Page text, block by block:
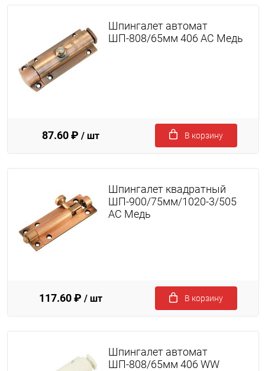
Шпингалет автомат
ШП-808/65мм 406 AC Медь
87.60 ₽ / шт В корзину
Шпингалет квадратный
ШП-900/75мм/1020-3/505
AC Медь
117.60 ₽ / шт В корзину
Шпингалет автомат
ШП-808/65мм 406 WW